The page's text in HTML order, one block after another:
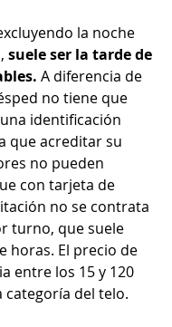
la noche
suele ser la tarde de
A diferencia de
no tiene que
identificación
que acreditar su
no pueden
con tarjeta de
no se contrata
turno, que suele
horas. El precio de
entre los 15 y 120
categoría del telo.